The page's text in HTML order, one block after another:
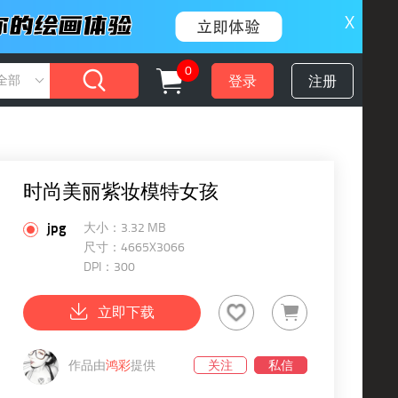
X
部
0
登录 注册
时尚美丽紫妆模特女孩
jpg
大小：3.32 MB
尺寸：4665X3066
DPI：300
立即下载
作品由鸿彩提供 关注 私信